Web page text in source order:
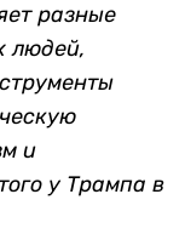
разные
людей,
и
у Трампа в